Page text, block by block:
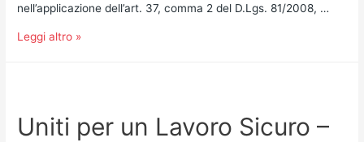
nell’applicazione dell’art. 37, comma 2 del D.Lgs. 81/2008, …
Leggi altro »
Uniti per un Lavoro Sicuro –